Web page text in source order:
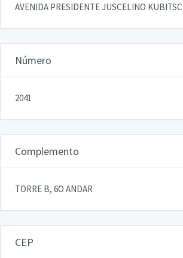
AVENIDA PRESIDENTE JUSCELINO
Número
2041
Complemento
TORRE B, 6O ANDAR
CEP